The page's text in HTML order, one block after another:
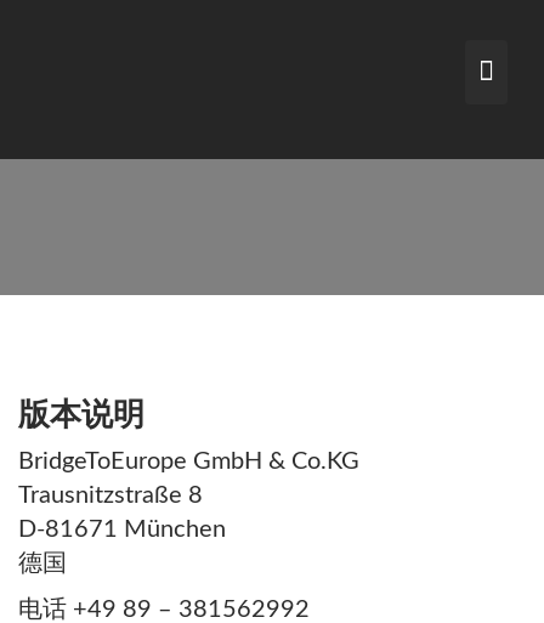
版本说明
BridgeToEurope GmbH & Co.KG
Trausnitzstraße 8
D-81671 München
德国
电话 +49 89 – 381562992